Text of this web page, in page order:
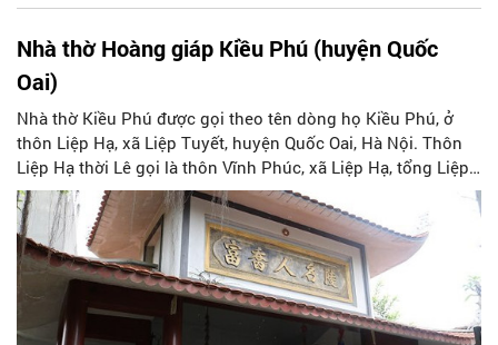
Nhà thờ Hoàng giáp Kiều Phú (huyện Quốc
Oai)
Nhà thờ Kiều Phú được gọi theo tên dòng họ Kiều Phú, ở
thôn Liệp Hạ, xã Liệp Tuyết, huyện Quốc Oai, Hà Nội. Thôn
Liệp Hạ thời Lê gọi là thôn Vĩnh Phúc, xã Liệp Hạ, tổng Liệp
Hạ, huyện Yên Sơn, phủ Quốc Oai, trấn Sơn Tây. Đến thời
Nguyễn thuộc tỉnh Sơn Tây.